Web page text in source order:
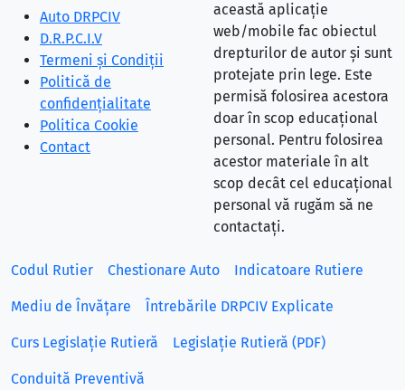
Auto DRPCIV
D.R.P.C.I.V
Termeni și Condiții
Politică de
confidențialitate
Politica Cookie
Contact
această aplicație
web/mobile fac obiectul
drepturilor de autor și sunt
protejate prin lege. Este
permisă folosirea acestora
doar în scop educațional
personal. Pentru folosirea
acestor materiale în alt
scop decât cel educațional
personal vă rugăm să ne
contactați.
Codul Rutier Chestionare Auto Indicatoare Rutiere
Mediu de Învățare Întrebările DRPCIV Explicate
Curs Legislație Rutieră Legislație Rutieră (PDF)
Conduită Preventivă